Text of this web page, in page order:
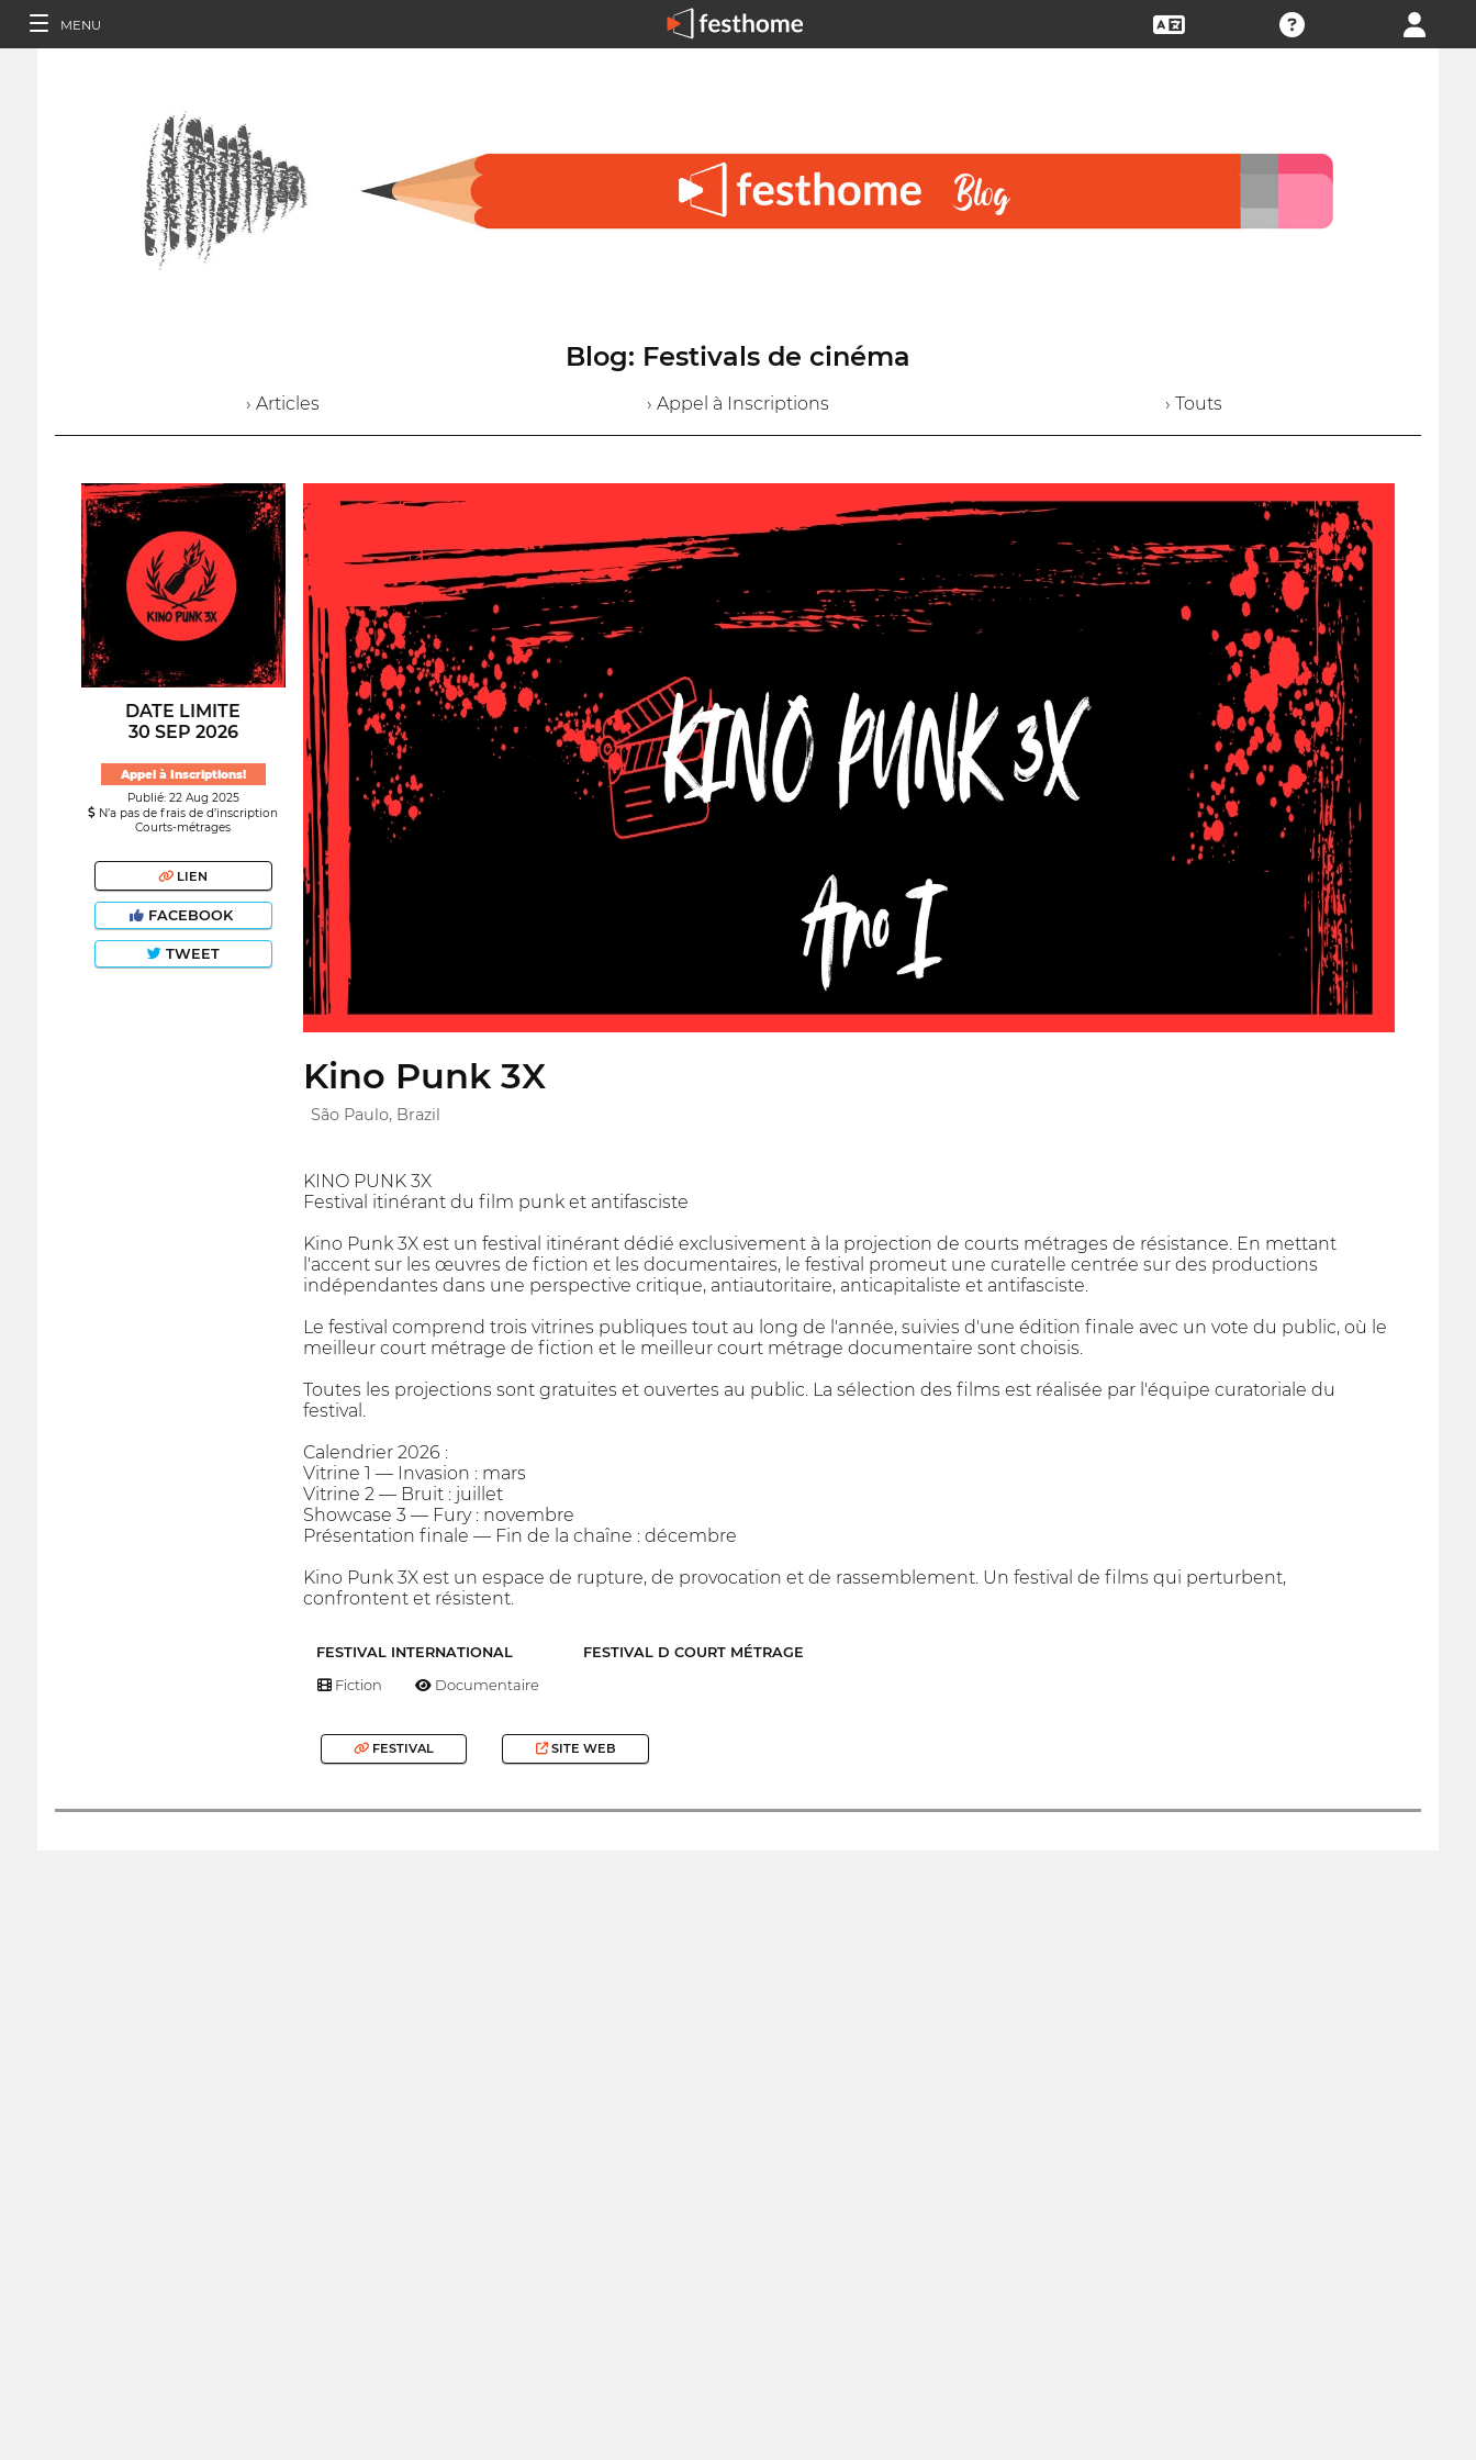
MENU
Blog: Festivals de cinéma
› Articles › Appel à Inscriptions › Touts
DATE LIMITE
30 SEP 2026
Appel à Inscriptions!
Publié: 22 Aug 2025
N’a pas de frais de d’inscription
Courts-métrages
LIEN
FACEBOOK
TWEET
Kino Punk 3X
São Paulo, Brazil
KINO PUNK 3X
Festival itinérant du film punk et antifasciste
Kino Punk 3X est un festival itinérant dédié exclusivement à la projection de courts métrages de résistance. En mettant
l'accent sur les œuvres de fiction et les documentaires, le festival promeut une curatelle centrée sur des productions
indépendantes dans une perspective critique, antiautoritaire, anticapitaliste et antifasciste.
Le festival comprend trois vitrines publiques tout au long de l'année, suivies d'une édition finale avec un vote du public, où le
meilleur court métrage de fiction et le meilleur court métrage documentaire sont choisis.
Toutes les projections sont gratuites et ouvertes au public. La sélection des films est réalisée par l'équipe curatoriale du
festival.
Calendrier 2026 :
Vitrine 1 — Invasion : mars
Vitrine 2 — Bruit : juillet
Showcase 3 — Fury : novembre
Présentation finale — Fin de la chaîne : décembre
Kino Punk 3X est un espace de rupture, de provocation et de rassemblement. Un festival de films qui perturbent,
confrontent et résistent.
FESTIVAL INTERNATIONAL FESTIVAL D COURT MÉTRAGE
Fiction Documentaire
FESTIVAL SITE WEB